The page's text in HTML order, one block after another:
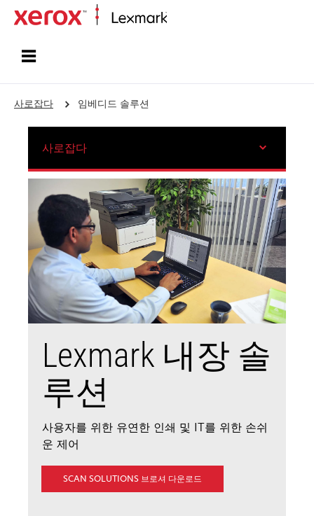
사로잡다 임베디드 솔루션
Lexmark 내장 솔
루션
사용자를 위한 유연한 인쇄 및 IT를 위한 손쉬
운 제어
SCAN SOLUTIONS 브로셔 다운로드
사로잡다